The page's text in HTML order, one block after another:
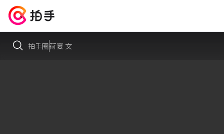
拍手圈荷夏 文